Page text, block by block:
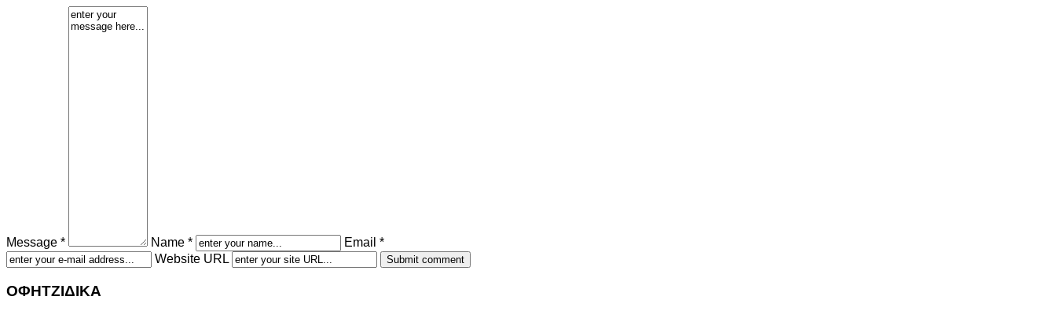
Message * Name *
Email *
Website URL
ΟΦΗΤΖΙΔΙΚΑ